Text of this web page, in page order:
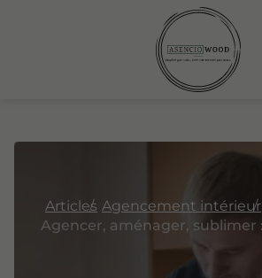
Articles Agencement intérieur